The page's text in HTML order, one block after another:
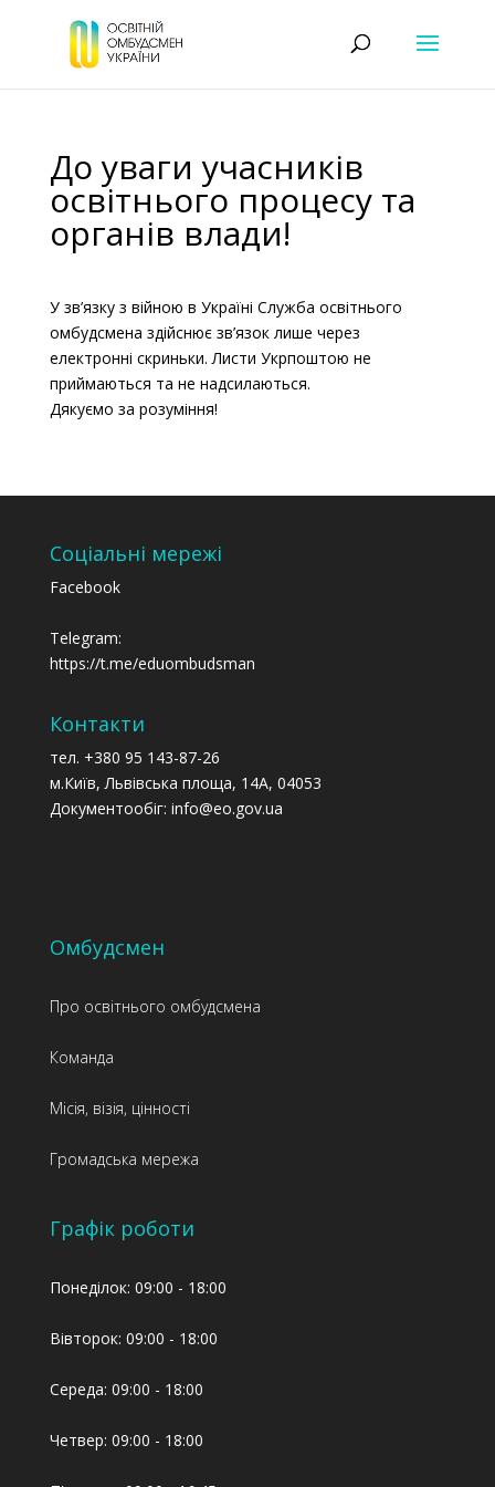
До уваги учасників
освітнього процесу та
органів влади!
У зв’язку з війною в Україні Служба освітнього
омбудсмена здійснює зв’язок лише через
електронні скриньки. Листи Укрпоштою не
приймаються та не надсилаються.
Дякуємо за розуміння!
Соціальні мережі
Facebook
Telegram:
https://t.me/eduombudsman
Контакти
тел. +380 95 143-87-26
м.Київ, Львівська площа, 14А, 04053
Документообіг: info@eo.gov.ua
Омбудсмен
Про освітнього омбудсмена
Команда
Місія, візія, цінності
Громадська мережа
Графік роботи
Понеділок: 09:00 - 18:00
Вівторок: 09:00 - 18:00
Середа: 09:00 - 18:00
Четвер: 09:00 - 18:00